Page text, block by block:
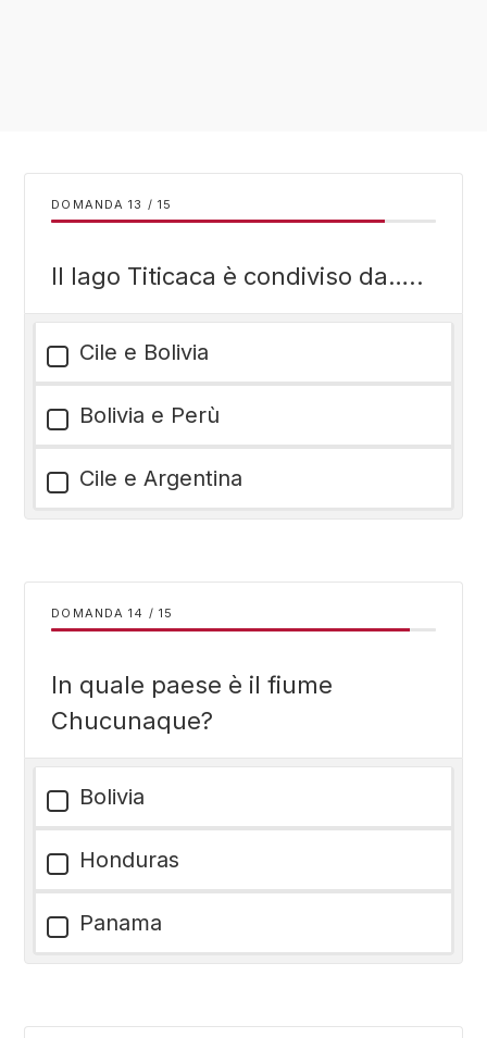
DOMANDA / 15
Il lago Titicaca è condiviso da…..
Cile e Bolivia
Bolivia e Perù
Cile e Argentina
DOMANDA / 15
In quale paese è il fiume
Chucunaque?
Bolivia
Honduras
Panama